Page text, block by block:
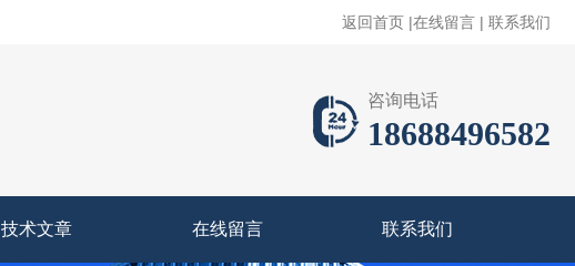
返回首页 |在线留言 | 联系我们
咨询电话
18688496582
技术文章 在线留言 联系我们